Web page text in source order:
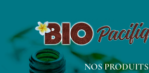
NOS PRODUITS